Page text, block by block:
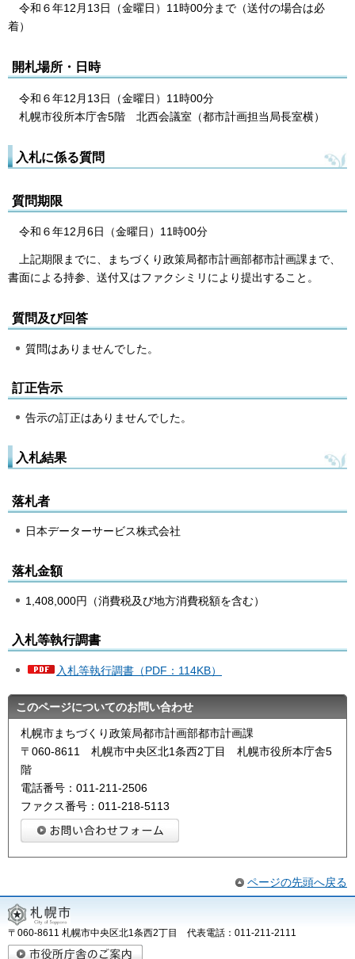
令和６年12月13日（金曜日）11時00分まで（送付の場合は必
着）
開札場所・日時
令和６年12月13日（金曜日）11時00分
札幌市役所本庁舎5階 北西会議室（都市計画担当局長室横）
入札に係る質問
質問期限
令和６年12月6日（金曜日）11時00分
上記期限までに、まちづくり政策局都市計画部都市計画課まで、
書面による持参、送付又はファクシミリにより提出すること。
質問及び回答
質問はありませんでした。
訂正告示
告示の訂正はありませんでした。
入札結果
落札者
日本データーサービス株式会社
落札金額
1,408,000円（消費税及び地方消費税額を含む）
入札等執行調書
入札等執行調書（PDF：114KB）
このページについてのお問い合わせ
札幌市まちづくり政策局都市計画部都市計画課
〒060-8611 札幌市中央区北1条西2丁目 札幌市役所本庁舎5
階
電話番号：011-211-2506
ファクス番号：011-218-5113
ページの先頭へ戻る
〒060-8611 札幌市中央区北1条西2丁目 代表電話：011-211-2111